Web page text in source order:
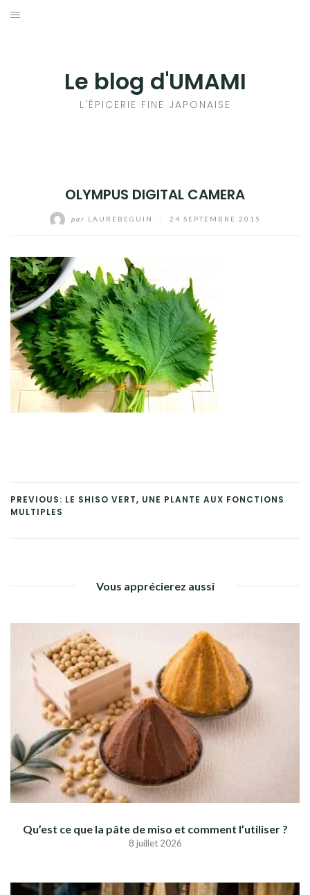
Aller
Le blog d'UMAMI
L'ÉPICERIE FINE JAPONAISE
OLYMPUS DIGITAL CAMERA
par LAUREBEGUIN 24 SEPTEMBRE 2015
PREVIOUS: LE SHISO VERT, UNE PLANTE AUX FONCTIONS
MULTIPLES
Vous apprécierez aussi
Qu’est ce que la pâte de miso et comment l’utiliser ?
8 juillet 2026